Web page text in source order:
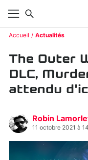
Accueil Actualités
The Outer
DLC,
attendu
Robin
11 octobre 2021 à